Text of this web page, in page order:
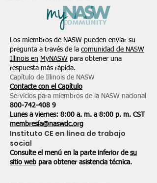
Los miembros de NASW pueden enviar su
pregunta a través de la comunidad de NASW
Illinois en MyNASW para obtener una
respuesta más rápida.
Capítulo de Illinois de NASW
Contacte con el Capítulo
Servicios para miembros de la NASW nacional
800-742-408 9
Lunes a viernes: 8:00 a. m. a 8:00 p. m. CST
membresía@naswdc.org
Instituto CE en línea de trabajo
social
Consulte el menú en la parte inferior de su
sitio web para obtener asistencia técnica.